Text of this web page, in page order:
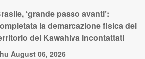
‘grande passo avanti’:
la demarcazione fisica del
dei Kawahiva incontattati
August 06, 2026